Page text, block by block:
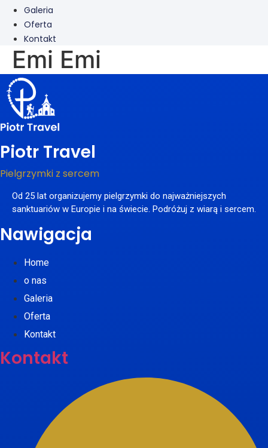
Galeria
Oferta
Kontakt
Emi Emi
Piotr Travel
Pielgrzymki z sercem
Od 25 lat organizujemy pielgrzymki do najważniejszych
sanktuariów w Europie i na świecie. Podróżuj z wiarą i sercem.
Nawigacja
Home
o nas
Galeria
Oferta
Kontakt
Kontakt